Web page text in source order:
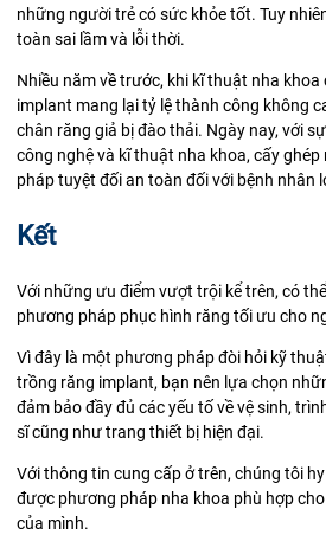
những người trẻ có sức khỏe tốt. Tuy
toàn sai lầm và lỗi thời.
Nhiều năm về trước, khi kĩ thuật nha khoa
implant mang lại tỷ lệ thành công không
chân răng giả bị đào thải. Ngày nay, với
công nghệ và kĩ thuật nha khoa, cấy
pháp tuyệt đối an toàn đối với bệnh nhân
Kết
Với những ưu điểm vượt trội kể trên, có
phương pháp phục hình răng tối ưu cho
Vì đây là một phương pháp đòi hỏi kỹ
trồng răng implant, bạn nên lựa chọn
đảm bảo đầy đủ các yếu tố về vệ sinh,
sĩ cũng như trang thiết bị hiện đại.
Với thông tin cung cấp ở trên, chúng tôi
được phương pháp nha khoa phù hợp
của mình.